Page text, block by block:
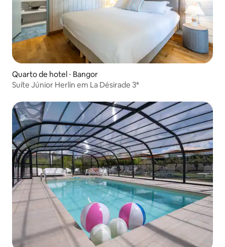
Quarto de hotel ⋅ Bangor
Suíte Júnior Herlin em La Désirade 3*